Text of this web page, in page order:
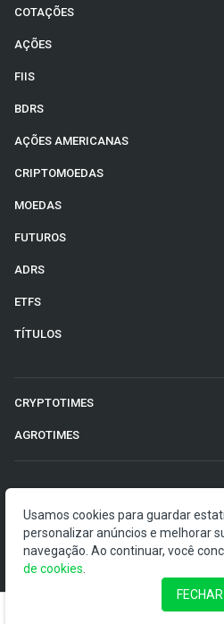
COTAÇÕES
AÇÕES
FIIS
BDRS
AÇÕES AMERICANAS
CRIPTOMOEDAS
MOEDAS
FUTUROS
ADRS
ETFS
TÍTULOS
CRYPTOTIMES
AGROTIMES
O Money Times publica matérias
visam a democratização da
publicações devem ser
anunciadores e
Usamos cookies para guardar
personalizar anúncios e melhorar
navegação. Ao continuar, você
de cookies
FECHAR